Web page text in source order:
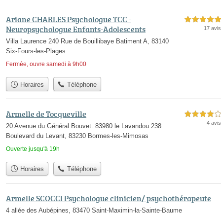
Ariane CHARLES Psychologue TCC -
Neuropsychologue Enfants-Adolescents
Villa Laurence 240 Rue de Bouillibaye Batiment A, 83140
Six-Fours-les-Plages
Fermée, ouvre samedi à 9h00
5,0 étoiles sur 5
17 avis
Horaires Téléphone
Armelle de Tocqueville
20 Avenue du Général Bouvet. 83980 le Lavandou 238
Boulevard du Levant, 83230 Bormes-les-Mimosas
Ouverte jusqu'à 19h
4,0 étoiles sur 5
4 avis
Horaires Téléphone
Armelle SCOCCI Psychologue clinicien/ psychothérapeute
4 allée des Aubépines, 83470 Saint-Maximin-la-Sainte-Baume